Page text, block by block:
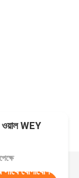
ওয়াল WEY
সাথে যোগাযোগ